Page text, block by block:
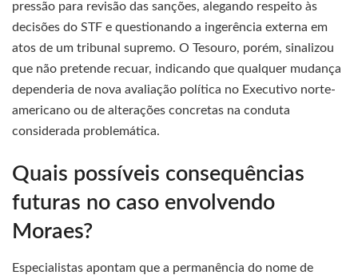
pressão para revisão das sanções, alegando respeito às
decisões do STF e questionando a ingerência externa em
atos de um tribunal supremo. O Tesouro, porém, sinalizou
que não pretende recuar, indicando que qualquer mudança
dependeria de nova avaliação política no Executivo norte-
americano ou de alterações concretas na conduta
considerada problemática.
Quais possíveis consequências
futuras no caso envolvendo
Moraes?
Especialistas apontam que a permanência do nome de